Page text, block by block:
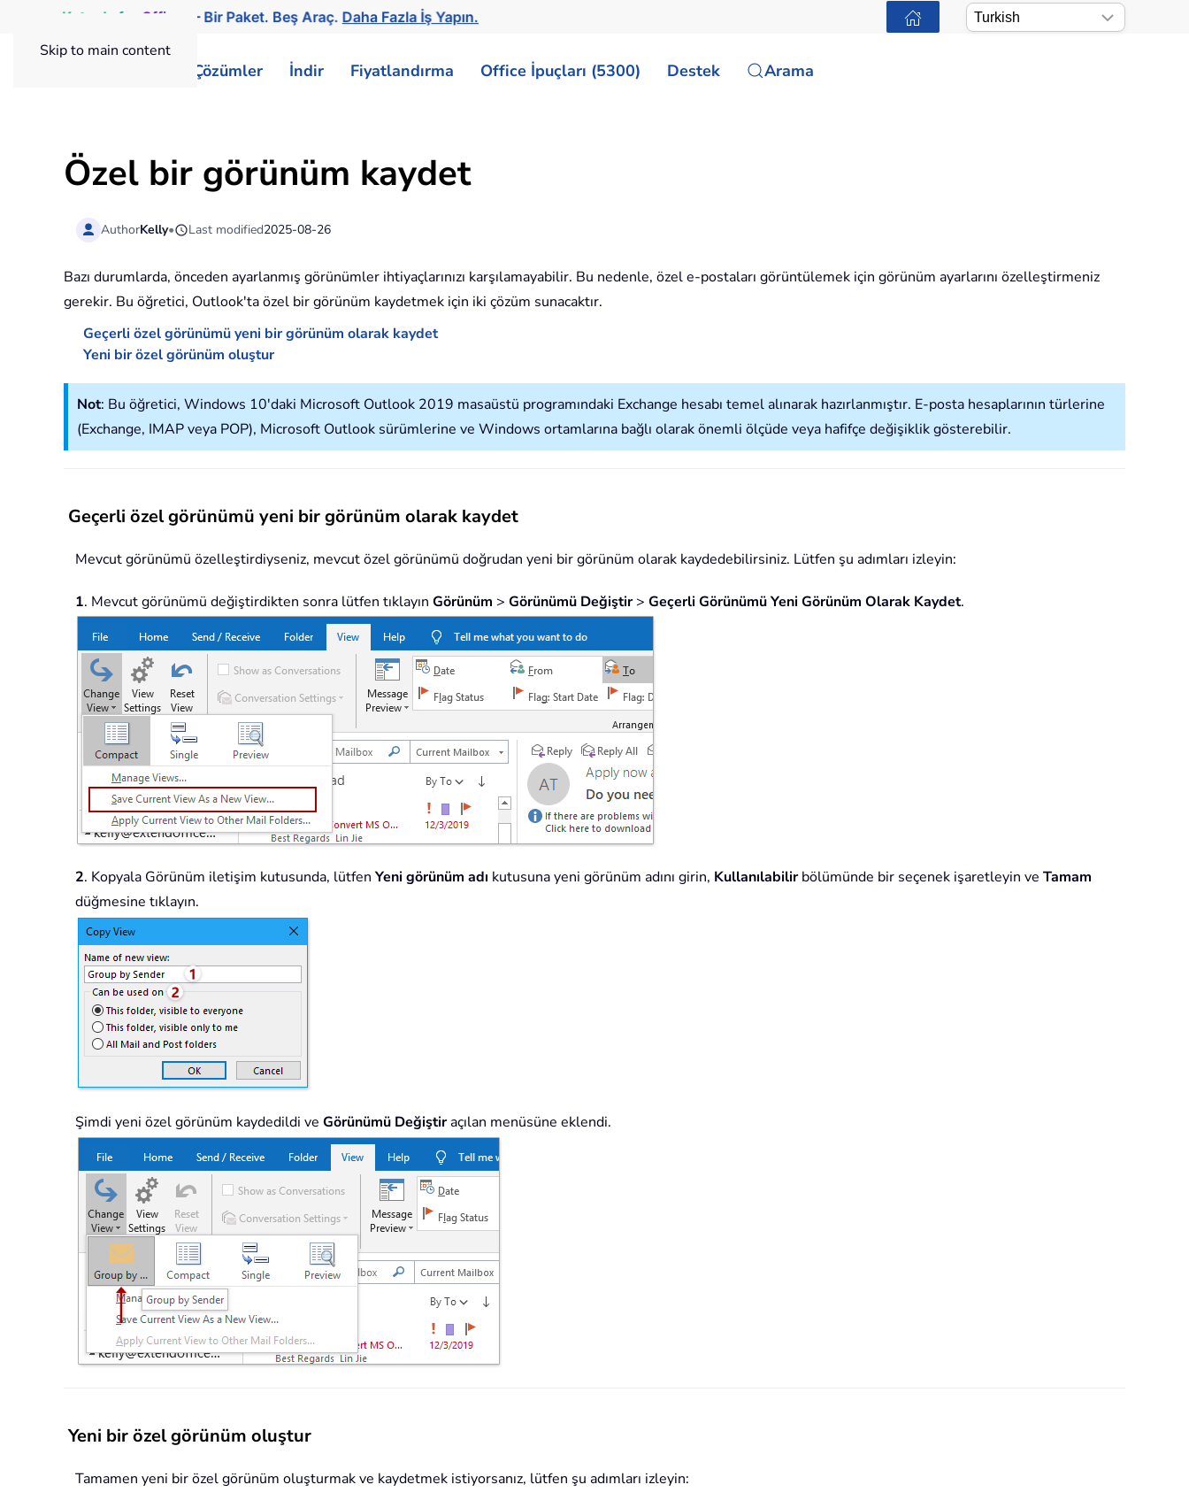
Skip to main content
Kutools for Office — Bir Paket. Beş Araç.Daha Fazla İş Yapın.
Çözümler İndir Fiyatlandırma Office İpuçları (5300) Destek Arama
Özel bir görünüm kaydet
AuthorKelly• Last modified2025-08-26
Bazı durumlarda, önceden ayarlanmış görünümler ihtiyaçlarınızı karşılamayabilir. Bu nedenle, özel e-postaları görüntülemek için görünüm ayarlarını özelleştirmeniz
gerekir. Bu öğretici, Outlook'ta özel bir görünüm kaydetmek için iki çözüm sunacaktır.
Geçerli özel görünümü yeni bir görünüm olarak kaydet
Yeni bir özel görünüm oluştur
Not: Bu öğretici, Windows 10'daki Microsoft Outlook 2019 masaüstü programındaki Exchange hesabı temel alınarak hazırlanmıştır. E-posta hesaplarının türlerine
(Exchange, IMAP veya POP), Microsoft Outlook sürümlerine ve Windows ortamlarına bağlı olarak önemli ölçüde veya hafifçe değişiklik gösterebilir.
Geçerli özel görünümü yeni bir görünüm olarak kaydet
Mevcut görünümü özelleştirdiyseniz, mevcut özel görünümü doğrudan yeni bir görünüm olarak kaydedebilirsiniz. Lütfen şu adımları izleyin:
1. Mevcut görünümü değiştirdikten sonra lütfen tıklayın Görünüm > Görünümü Değiştir> Geçerli Görünümü Yeni Görünüm Olarak Kaydet.
2. Kopyala Görünüm iletişim kutusunda, lütfen Yeni görünüm adı kutusuna yeni görünüm adını girin, Kullanılabilirbölümünde bir seçenek işaretleyin ve Tamam
düğmesine tıklayın.
Şimdi yeni özel görünüm kaydedildi ve Görünümü Değiştiraçılan menüsüne eklendi.
Yeni bir özel görünüm oluştur
Tamamen yeni bir özel görünüm oluşturmak ve kaydetmek istiyorsanız, lütfen şu adımları izleyin: